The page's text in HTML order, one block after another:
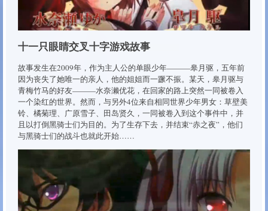
十一只眼睛交叉十字游戏故事
故事发生在2009年，作为主人公的单眼少年———皋月驱，五年前
因为丧失了她唯一的亲人，他的姐姐而一蹶不振。某天，皋月驱与
青梅竹马的好友———水奈濑优花，在回家的路上突然一同被卷入
一个染红的世界。然而，与另外4位来自相同世界少年男女：草壁美
铃、橘菊理、广原雪子、田岛贤久，一同被卷入到这个事件中，并
且以打倒黑骑士们为目的。为了生存下去，并结束“赤之夜”，他们
与黑骑士们的战斗也就此开始……